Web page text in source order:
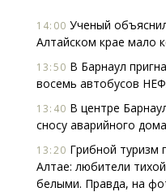
14:00 Ученый
Алтайском крае мало
13:50 В Барнаул
восемь автобусов
13:40 В центре
сносу аварийного дома
13:20 Грибной туризм
Алтае: любители
белыми. Правда, на